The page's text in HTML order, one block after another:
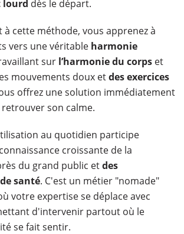
lourd dès le départ.
à cette méthode, vous apprenez à
vers une véritable harmonie
sur l’harmonie du corps et
mouvements doux etdes exercices
offrez une solution immédiatement
son calme.
au quotidien participe
croissante de la
du grand public etdes
santé. C'est un métier "nomade"
votre expertise se déplace avec
d'intervenir partout où le
se fait sentir.